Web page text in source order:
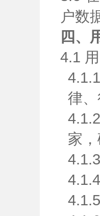
户数
四、
4.1
律
家